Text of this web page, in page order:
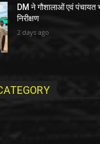
DM ने गौशालाओं एवं
निरीक्षण
2 days ago